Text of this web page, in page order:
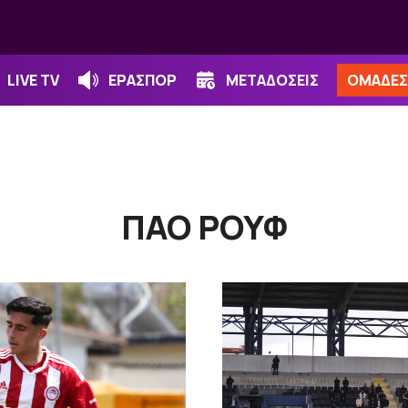
LIVE TV ΕΡΑΣΠΟΡ ΜΕΤΑΔΟΣΕΙΣ ΟΜΑΔΕΣ
ΠΑΟ ΡΟΥΦ